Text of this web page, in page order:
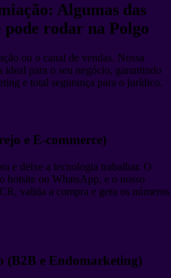
Algumas das
pode rodar na Polgo
ou o canal de vendas. Nossa
ideal para o seu negócio, garantindo
e total segurança para o jurídico.
e E-commerce)
e deixe a tecnologia trabalhar. O
hotsite ou WhatsApp, e o nosso
valida a compra e gera os números
(B2B e Endomarketing)